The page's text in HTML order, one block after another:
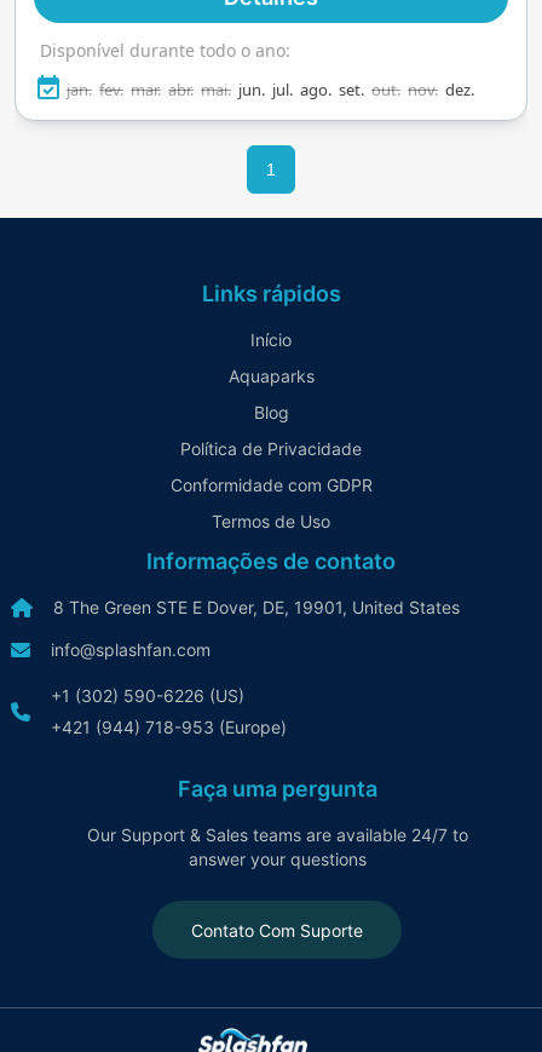
Disponível durante todo o ano:
jan. fev. mar. abr. mai. jun. jul. ago. set. out. nov. dez.
1
Links rápidos
Início
Aquaparks
Blog
Política de Privacidade
Conformidade com GDPR
Termos de Uso
Informações de contato
8 The Green STE E Dover, DE, 19901, United States
info@splashfan.com
+1 (302) 590-6226 (US)
+421 (944) 718-953 (Europe)
Faça uma pergunta
Our Support & Sales teams are available 24/7 to
answer your questions
Contato Com Suporte